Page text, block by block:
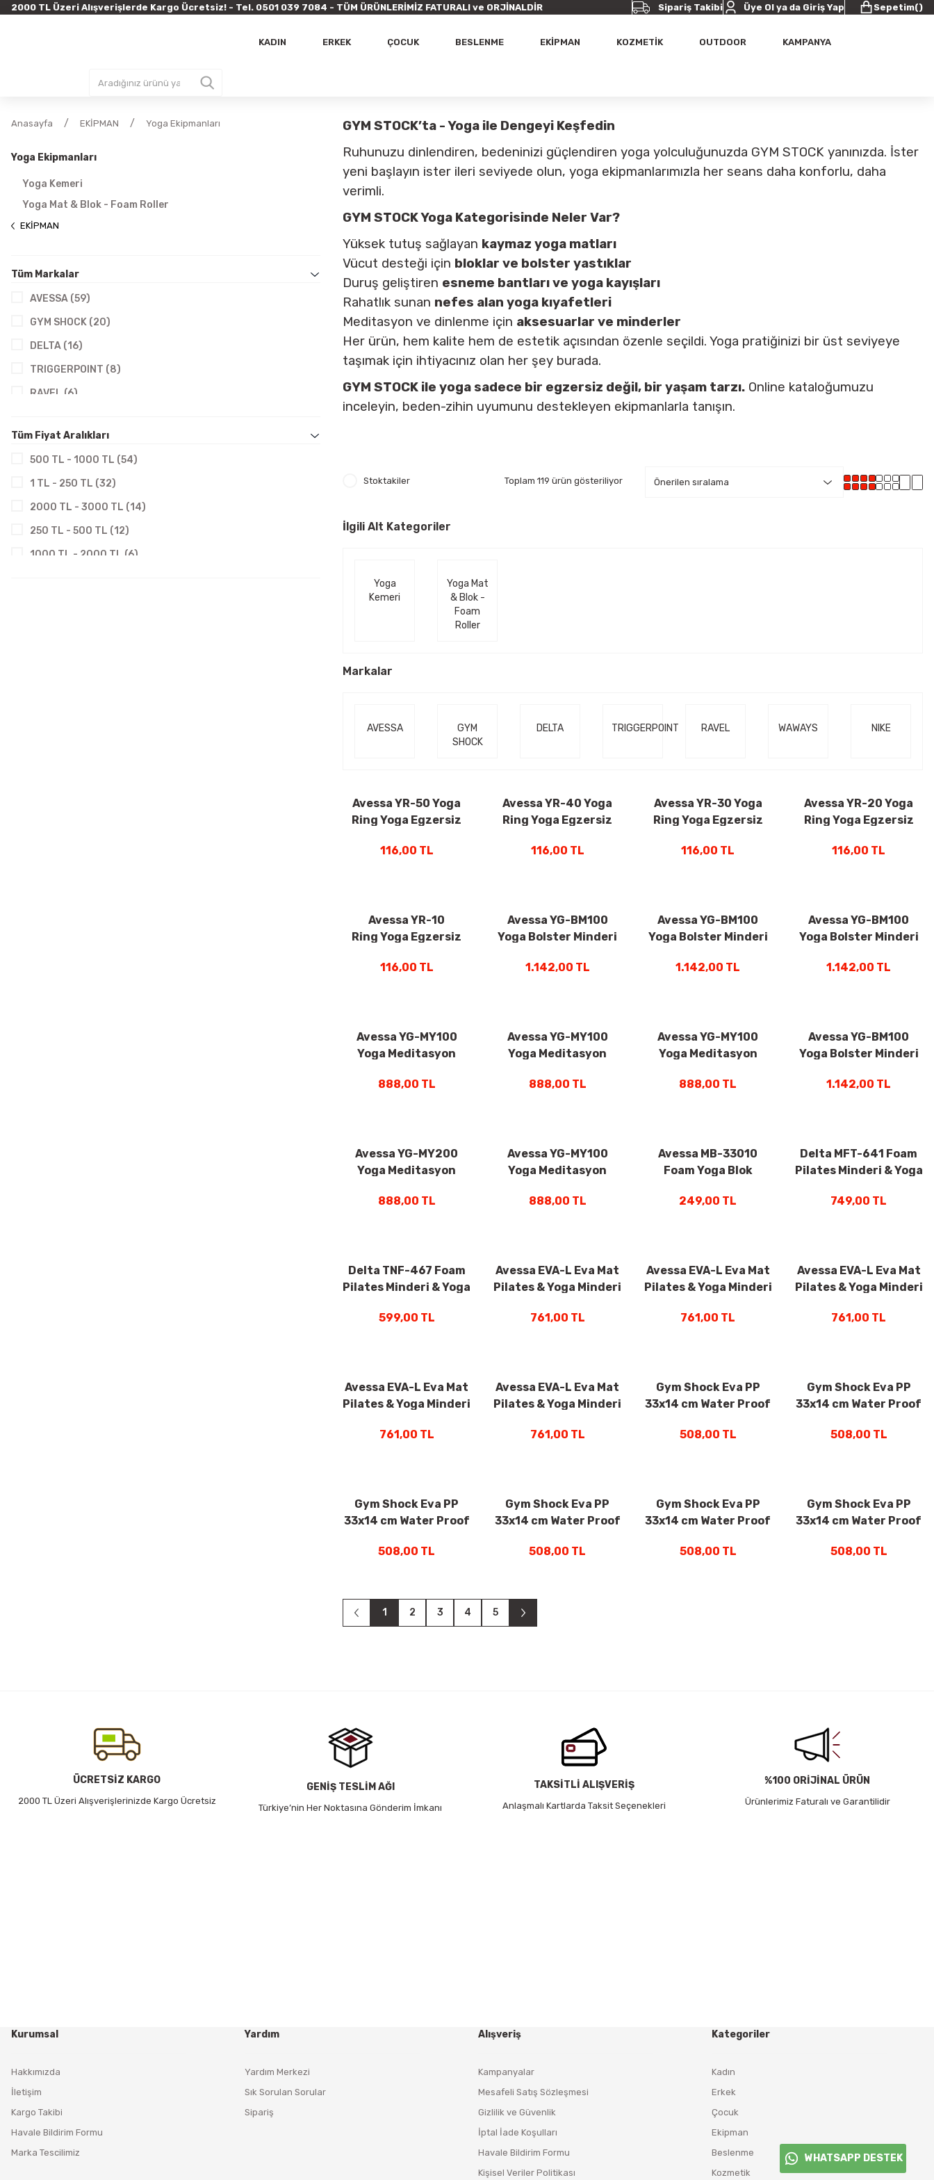
2000 TL Üzeri Alışverişlerde Kargo Ücretsiz! - Tel. 0501 039 7084 - TÜM ÜRÜNLERİMİZ FATURALI ve ORJİNALDİR Sipariş Takibi Üye Ol ya da Giriş Yap Sepetim()
KADIN ERKEK ÇOCUK BESLENME EKİPMAN KOZMETİK OUTDOOR KAMPANYA
Anasayfa EKİPMAN Yoga Ekipmanları
Yoga Ekipmanları
Yoga Kemeri
Yoga Mat & Blok - Foam Roller
EKİPMAN
Tüm Markalar
AVESSA (59)
GYM SHOCK (20)
DELTA (16)
TRIGGERPOINT (8)
RAVEL (6)
NIKE (4)
Tüm Fiyat Aralıkları
500 TL - 1000 TL (54)
1 TL - 250 TL (32)
2000 TL - 3000 TL (14)
250 TL - 500 TL (12)
1000 TL - 2000 TL (6)
GYM STOCK’ta - Yoga ile Dengeyi Keşfedin
Ruhunuzu dinlendiren, bedeninizi güçlendiren yoga yolculuğunuzda GYM STOCK yanınızda. İster
yeni başlayın ister ileri seviyede olun, yoga ekipmanlarımızla her seans daha konforlu, daha
verimli.
GYM STOCK Yoga Kategorisinde Neler Var?
Yüksek tutuş sağlayan kaymaz yoga matları
Vücut desteği için bloklar ve bolster yastıklar
Duruş geliştiren esneme bantları ve yoga kayışları
Rahatlık sunan nefes alan yoga kıyafetleri
Meditasyon ve dinlenme için aksesuarlar ve minderler
Her ürün, hem kalite hem de estetik açısından özenle seçildi. Yoga pratiğinizi bir üst seviyeye
taşımak için ihtiyacınız olan her şey burada.
GYM STOCK ile yoga sadece bir egzersiz değil, bir yaşam tarzı. Online kataloğumuzu
inceleyin, beden-zihin uyumunu destekleyen ekipmanlarla tanışın.
Stoktakiler Toplam 119 ürün gösteriliyor
İlgili Alt Kategoriler
Yoga
Kemeri
Yoga Mat
& Blok -
Foam
Roller
Markalar
AVESSA
GYM
SHOCK
DELTA TRIGGERPOINT RAVEL WAWAYS NIKE
Avessa YR-50 Yoga
Ring Yoga Egzersiz
116,00 TL
Avessa YR-40 Yoga
Ring Yoga Egzersiz
116,00 TL
Avessa YR-30 Yoga
Ring Yoga Egzersiz
116,00 TL
Avessa YR-20 Yoga
Ring Yoga Egzersiz
116,00 TL
Avessa YR-10
Ring Yoga Egzersiz
116,00 TL
Avessa YG-BM100
Yoga Bolster Minderi
1.142,00 TL
Avessa YG-BM100
Yoga Bolster Minderi
1.142,00 TL
Avessa YG-BM100
Yoga Bolster Minderi
1.142,00 TL
Avessa YG-MY100
Yoga Meditasyon
888,00 TL
Avessa YG-MY100
Yoga Meditasyon
888,00 TL
Avessa YG-MY100
Yoga Meditasyon
888,00 TL
Avessa YG-BM100
Yoga Bolster Minderi
1.142,00 TL
Avessa YG-MY200
Yoga Meditasyon
888,00 TL
Avessa YG-MY100
Yoga Meditasyon
888,00 TL
Avessa MB-33010
Foam Yoga Blok
249,00 TL
Delta MFT-641 Foam
Pilates Minderi & Yoga
Mm Antrasit
749,00 TL
Delta TNF-467 Foam
Pilates Minderi & Yoga
Mm Mor
599,00 TL
Avessa EVA-L Eva Mat
Pilates & Yoga Minderi
761,00 TL
Avessa EVA-L Eva Mat
Pilates & Yoga Minderi
761,00 TL
Avessa EVA-L Eva Mat
Pilates & Yoga Minderi
761,00 TL
Avessa EVA-L Eva Mat
Pilates & Yoga Minderi
761,00 TL
Avessa EVA-L Eva Mat
Pilates & Yoga Minderi
761,00 TL
Gym Shock Eva PP
33x14 cm Water Proof
508,00 TL
Gym Shock Eva PP
33x14 cm Water Proof
508,00 TL
Gym Shock Eva PP
33x14 cm Water Proof
508,00 TL
Gym Shock Eva PP
33x14 cm Water Proof
508,00 TL
Gym Shock Eva PP
33x14 cm Water Proof
508,00 TL
Gym Shock Eva PP
33x14 cm Water Proof
508,00 TL
1 2 3 4 5
ÜCRETSİZ KARGO
2000 TL Üzeri Alışverişlerinizde Kargo Ücretsiz
GENİŞ TESLİM AĞI
Türkiye’nin Her Noktasına Gönderim İmkanı
TAKSİTLİ ALIŞVERİŞ
Anlaşmalı Kartlarda Taksit Seçenekleri
%100 ORİJİNAL ÜRÜN
Ürünlerimiz Faturalı ve Garantilidir
Kurumsal
Hakkımızda
İletişim
Kargo Takibi
Havale Bildirim Formu
Marka Tescilimiz
Yardım
Yardım Merkezi
Sık Sorulan Sorular
Sipariş
Alışveriş
Kampanyalar
Mesafeli Satış Sözleşmesi
Gizlilik ve Güvenlik
İptal İade Koşulları
Havale Bildirim Formu
Kişisel Veriler Politikası
Kategoriler
Kadın
Erkek
Çocuk
Ekipman
Beslenme
Kozmetik
WHATSAPP DESTEK